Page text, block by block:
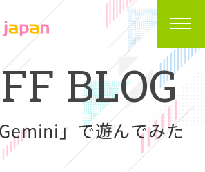
FF BLOG
」で遊んでみた